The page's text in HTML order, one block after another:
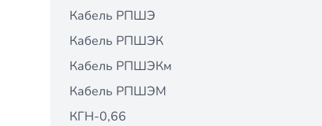
Кабель РПШЭ
Кабель РПШЭК
Кабель РПШЭКм
Кабель РПШЭМ
КГН-0,66